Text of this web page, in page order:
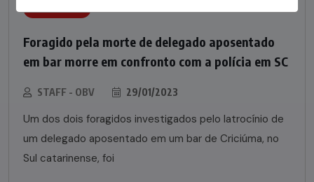
Foragido pela morte de delegado aposentado
em bar morre em confronto com a polícia em SC
STAFF - OBV 29/01/2023
Um dos dois foragidos investigados pelo latrocínio de
um delegado aposentado em um bar de Criciúma, no
Sul catarinense, foi